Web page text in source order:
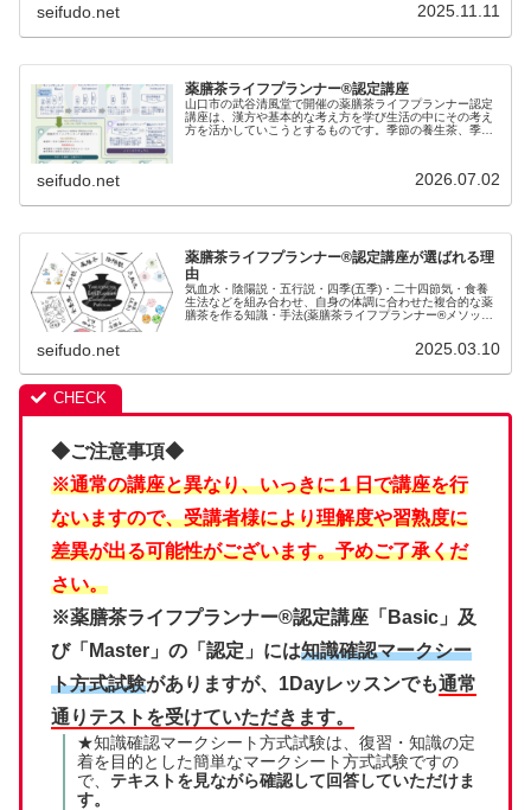
seifudo.net 2025.11.11
薬膳茶ライフプランナー®認定講座
山口市の武谷清風堂で開催の薬膳茶ライフプランナー認定
講座は、漢方や基本的な考え方を学び生活の中にその考え
方を活かしていこうとするものです。季節の養生茶、季節
seifudo.net 2026.07.02
薬膳茶ライフプランナー®認定講座が選ばれる理
由
気血水・陰陽説・五行説・四季(五季)・二十四節気・食養
生法などを組み合わせ、自身の体調に合わせた複合的な薬
膳茶を作る知識・手法(薬膳茶ライフプランナー®メソッド)
seifudo.net 2025.03.10
◆ご注意事項◆
※通常の講座と異なり、いっきに１日で講座を行
ないますので、受講者様により理解度や習熟度に
差異が出る可能性がございます。予めご了承くだ
さい。
※薬膳茶ライフプランナー®認定講座「Basic」及
び「Master」の「認定」には知識確認マークシー
ト方式試験がありますが、1Dayレッスンでも通常
通りテストを受けていただきます。
★知識確認マークシート方式試験は、復習・知識の定
着を目的とした簡単なマークシート方式試験ですの
で、 テキストを見ながら確認して回答していただけま
す。